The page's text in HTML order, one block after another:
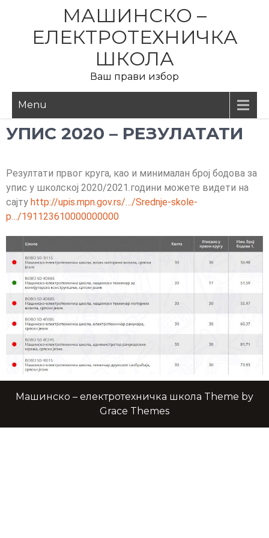
МАШИНСКО –
ЕЛЕКТРОТЕХНИЧКА
ШКОЛА
Ваш прави избор
Menu
УПИС 2020 – РЕЗУЛАТАТИ
Резултати првог круга, као и минималан број бодова за
упис у школској 2020/2021.години можете видети на
сајту http://upis.mpn.gov.rs/…/Srednje-skole-
p…/191123610000000000
Машинско – електротехничка школа Theme by
Grace Themes